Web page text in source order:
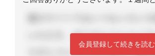
会員登録して続きを読む